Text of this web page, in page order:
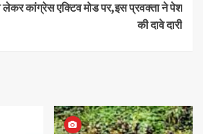
कांग्रेस एक्टिव मोड पर,इस प्रवक्ता ने पेश
की दावे दारी